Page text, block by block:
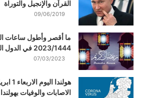
القرآن والإنجيل والتوراة
09/06/2019
ما أقصر وأطول ساعات
2023/1444 في الدول العربية والإسلامية والعالم؟
07/03/2023
الاصابات والوفيات بهولندا